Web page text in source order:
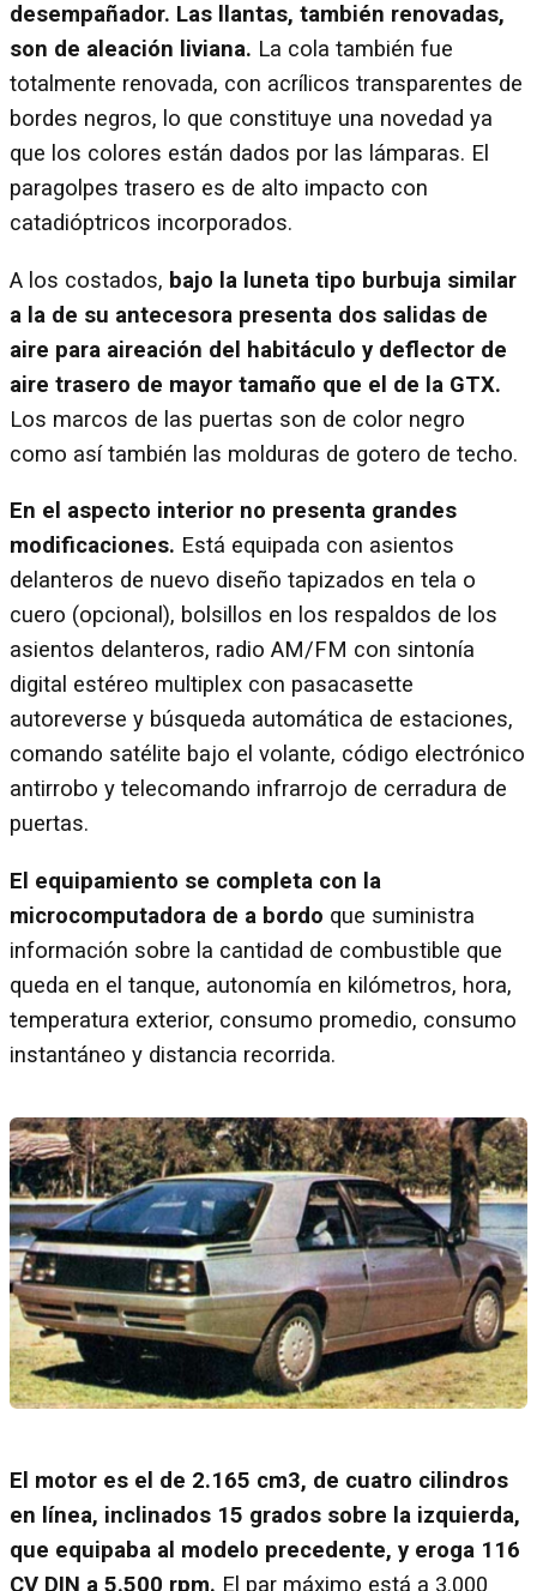
desempañador. Las llantas, también renovadas,
son de aleación liviana. La cola también fue
totalmente renovada, con acrílicos transparentes de
bordes negros, lo que constituye una novedad ya
que los colores están dados por las lámparas. El
paragolpes trasero es de alto impacto con
catadióptricos incorporados.
A los costados, bajo la luneta tipo burbuja similar
a la de su antecesora presenta dos salidas de
aire para aireación del habitáculo y deflector de
aire trasero de mayor tamaño que el de la GTX.
Los marcos de las puertas son de color negro
como así también las molduras de gotero de techo.
En el aspecto interior no presenta grandes
modificaciones. Está equipada con asientos
delanteros de nuevo diseño tapizados en tela o
cuero (opcional), bolsillos en los respaldos de los
asientos delanteros, radio AM/FM con sintonía
digital estéreo multiplex con pasacasette
autoreverse y búsqueda automática de estaciones,
comando satélite bajo el volante, código electrónico
antirrobo y telecomando infrarrojo de cerradura de
puertas.
El equipamiento se completa con la
microcomputadora de a bordo que suministra
información sobre la cantidad de combustible que
queda en el tanque, autonomía en kilómetros, hora,
temperatura exterior, consumo promedio, consumo
instantáneo y distancia recorrida.
El motor es el de 2.165 cm3, de cuatro cilindros
en línea, inclinados 15 grados sobre la izquierda,
que equipaba al modelo precedente, y eroga 116
CV DIN a 5.500 rpm. El par máximo está a 3.000